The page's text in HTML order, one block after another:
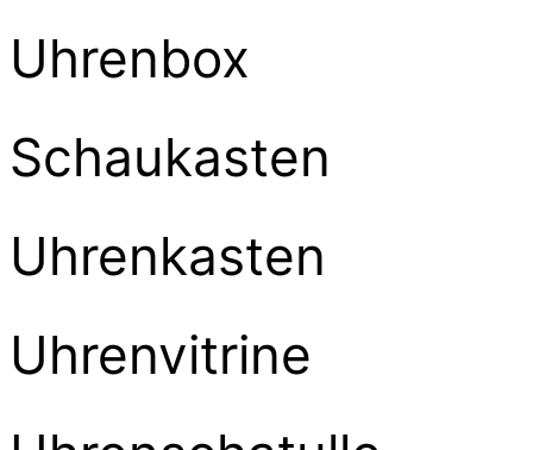
Uhrenbox
Schaukasten
Uhrenkasten
Uhrenvitrine